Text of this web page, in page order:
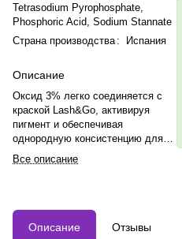
Tetrasodium Pyrophosphate,
Phosphoric Acid, Sodium Stannate
Страна производства : Испания
Описание
Оксид 3% легко соединяется с
краской Lash&Go, активируя
пигмент и обеспечивая
однородную консистенцию для
равномерного окрашивания.
Смесь оксида с краской не
ознакомьтесь с инструкцией.
Все описание
Описание Отзывы